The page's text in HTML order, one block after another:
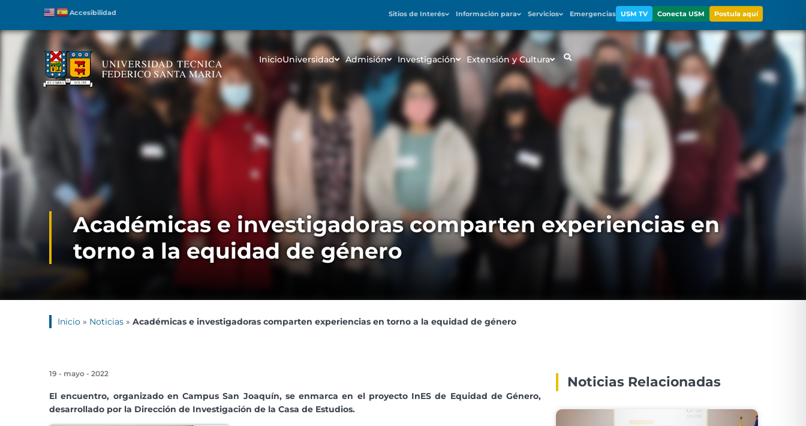
Accesibilidad Sitios de Interés Información para Servicios Emergencias USM TV Conecta USM Postula aquí
InicioUniversidad Admisión Investigación Extensión y Cultura
Académicas e investigadoras comparten experiencias en
torno a la equidad de género
Inicio » Noticias » Académicas e investigadoras comparten experiencias en torno a la equidad de género
19 - mayo - 2022
El encuentro, organizado en Campus San Joaquín, se enmarca en el proyecto InES de Equidad de Género,
desarrollado por la Dirección de Investigación de la Casa de Estudios.
Noticias Relacionadas